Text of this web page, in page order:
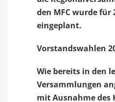
den MFC wurde für
eingeplant.
Vorstandswahlen
Wie bereits in den
Versammlungen
mit Ausnahme des